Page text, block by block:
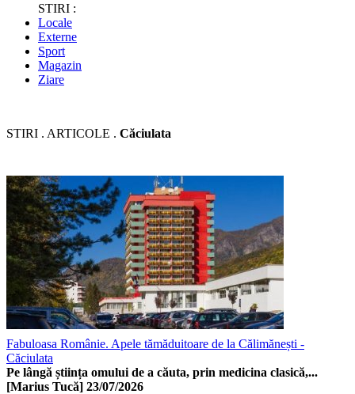
STIRI :
Locale
Externe
Sport
Magazin
Ziare
STIRI . ARTICOLE . Căciulata
Fabuloasa Românie. Apele tămăduitoare de la Călimănești -
Căciulata
Pe lângă știința omului de a căuta, prin medicina clasică,...
[Marius Tucă] 23/07/2026